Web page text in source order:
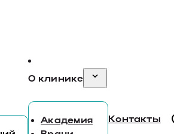
О клинике
Академия
Контакты